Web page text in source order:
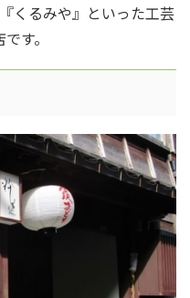
くるみや』といった工芸
す。